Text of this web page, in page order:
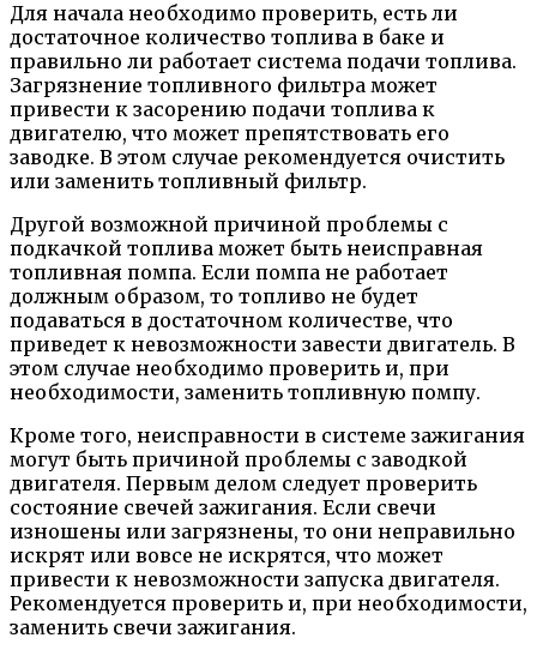
Для начала необходимо проверить, есть ли
достаточное количество топлива в баке и
правильно ли работает система подачи топлива.
Загрязнение топливного фильтра может
привести к засорению подачи топлива к
двигателю, что может препятствовать его
заводке. В этом случае рекомендуется очистить
или заменить топливный фильтр.
Другой возможной причиной проблемы с
подкачкой топлива может быть неисправная
топливная помпа. Если помпа не работает
должным образом, то топливо не будет
подаваться в достаточном количестве, что
приведет к невозможности завести двигатель. В
этом случае необходимо проверить и, при
необходимости, заменить топливную помпу.
Кроме того, неисправности в системе зажигания
могут быть причиной проблемы с заводкой
двигателя. Первым делом следует проверить
состояние свечей зажигания. Если свечи
изношены или загрязнены, то они неправильно
искрят или вовсе не искрятся, что может
привести к невозможности запуска двигателя.
Рекомендуется проверить и, при необходимости,
заменить свечи зажигания.